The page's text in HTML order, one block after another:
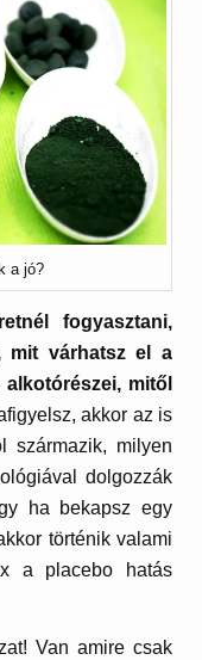
a jó?
fogyasztani,
mit várhatsz el a
mitől
akkor az is
származik, milyen
dolgozzák
ha bekapsz egy
történik valami
a placebo hatás
Van amire csak